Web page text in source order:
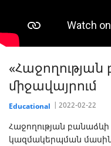
«Հաջողության
միջավայրում
Educational 2022-02-22
Հաջողության բանաձևի
կազմակերպման մասին